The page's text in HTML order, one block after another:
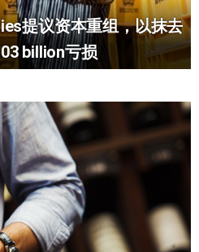
提议资本重组，以抹去
billion亏损